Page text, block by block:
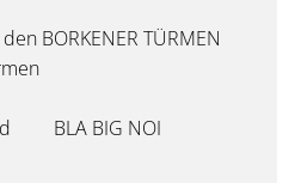
BORKENER TÜRMEN
BLA BIG NOI